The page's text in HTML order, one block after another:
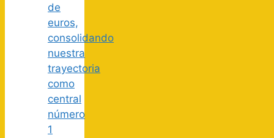
de
euros,
consolidando
nuestra
trayectoria
como
central
número
1